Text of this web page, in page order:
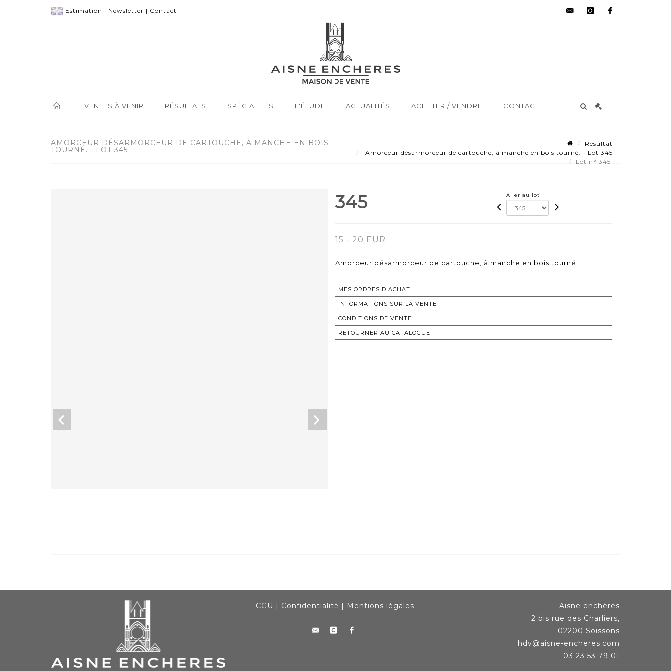
Estimation | Newsletter | Contact
VENTES À VENIR RÉSULTATS SPÉCIALITÉS L'ÉTUDE ACTUALITÉS ACHETER / VENDRE CONTACT
AMORCEUR DÉSARMORCEUR DE CARTOUCHE, À MANCHE EN BOIS
TOURNÉ. - LOT 345
Résultat
Amorceur désarmorceur de cartouche, à manche en bois tourné. - Lot 345
Lot n° 345
345 Aller au lot
15 - 20 EUR
Amorceur désarmorceur de cartouche, à manche en bois tourné.
MES ORDRES D'ACHAT
INFORMATIONS SUR LA VENTE
CONDITIONS DE VENTE
RETOURNER AU CATALOGUE
CGU | Confidentialité | Mentions légales
Aisne enchères
2 bis rue des Charliers,
02200 Soissons
hdv@aisne-encheres.com
03 23 53 79 01